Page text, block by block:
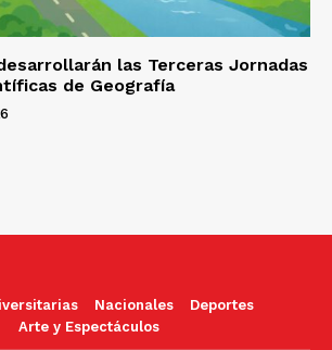
las Terceras Jornadas
de Geografía
Nacionales
Deportes
Arte y Espectáculos